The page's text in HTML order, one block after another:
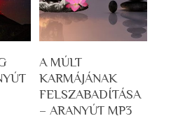
Kosárba Teszem
A MÚLT
KARMÁJÁNAK
FELSZABADÍTÁSA
– ARANYÚT MP3